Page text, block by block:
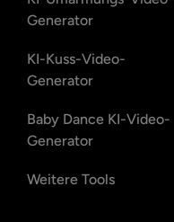
Generator
KI-Kuss-Video-
Generator
Baby Dance KI-Video-
Generator
Weitere Tools